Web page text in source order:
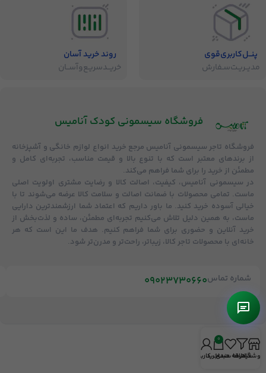
پنــل‌کاربری‌قوی
مدیــریـت‌سـفارش
روند خرید آسان
خریــد‌سریـع‌و‌آســان
فروشگاه‌ سیسمونی کودک آنامیس
فروشگاه تاجر سیسمونی آنامیس مرجع خرید انواع لوازم خانگی و آشپزخانه
از برندهای معتبر است که با تنوع بالا و قیمت مناسب، تجربه‌ای کامل و
مطمئن از خرید را برای شما فراهم می‌کند.
در سیسمونی آنامیس، کیفیت، اصالت کالا و رضایت مشتری اولویت اصلی
ماست. تمامی محصولات با ضمانت اصالت و سلامت کالا عرضه می‌شوند تا با
خیالی آسوده خرید کنید. ما باور داریم که اعتماد شما ارزشمندترین دارایی
ماست، به همین دلیل تلاش می‌کنیم تجربه‌ای مطمئن، ساده و لذت‌بخش از
خرید آنلاین و حضوری برای شما فراهم کنیم. هدف ما این است که هر
خانه‌ای با محصولات تاجر کالا، زیباتر، راحت‌تر و مدرن‌تر شود.
شماره تماس09023730660
فروشگاهفیلترها
علاقه مندی
0
سبد خرید
حساب کاربری من